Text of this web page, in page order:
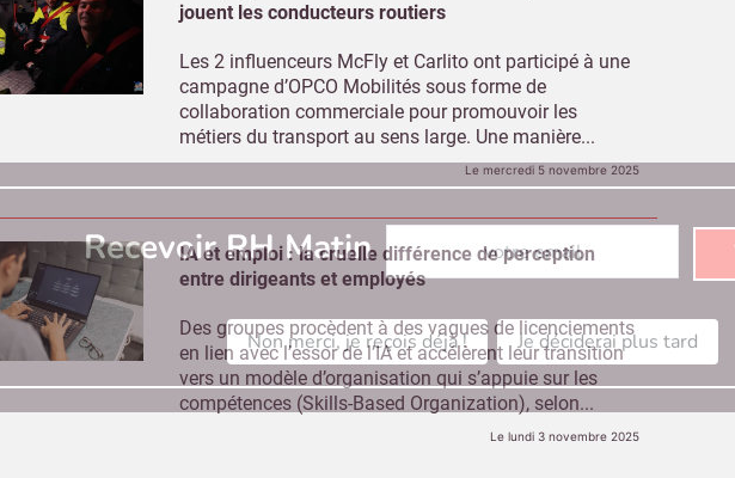
jouent les conducteurs routiers
Les 2 influenceurs McFly et Carlito ont participé à une
campagne d’OPCO Mobilités sous forme de
collaboration commerciale pour promouvoir les
métiers du transport au sens large. Une manière...
Le mercredi 5 novembre 2025
IA et emploi : la cruelle différence de perception
entre dirigeants et employés
Des groupes procèdent à des vagues de licenciements
en lien avec l’essor de l’IA et accélèrent leur transition
vers un modèle d’organisation qui s’appuie sur les
compétences (Skills-Based Organization), selon...
Le lundi 3 novembre 2025
Recevoir RH Matin Abonnez-vous à notre newsletter
Non merci, je reçois déjà ! Je déciderai plus tard